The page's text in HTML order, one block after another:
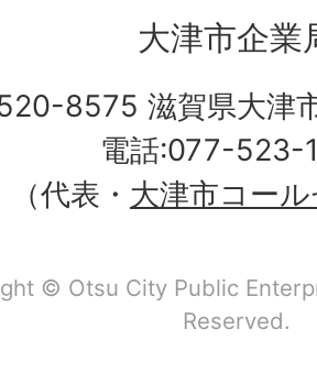
大津市企業
8575 滋賀県大津
電話:077-523-
（代表・ 大津市コー
© Otsu City Public
Reserved.